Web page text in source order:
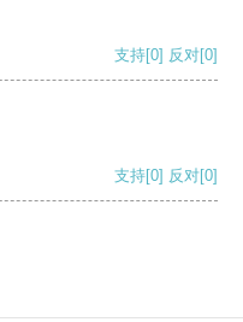
支持[0] 反对[0]
支持[0] 反对[0]